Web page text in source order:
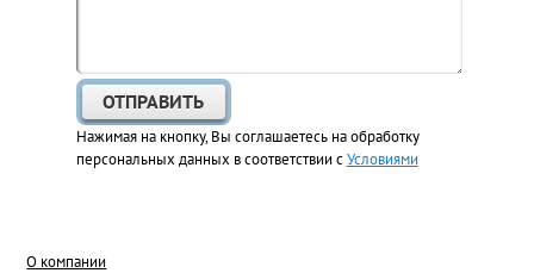
Нажимая на кнопку, Вы соглашаетесь на обработку
персональных данных в соответствии сУсловиями
О компании